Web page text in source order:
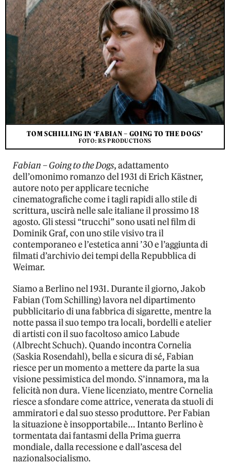
TOM SCHILLING IN ‘FABIAN – GOING TO THE DOGS’
FOTO: RS PRODUCTIONS
Fabian – Going to the Dogs, adattamento
dell’omonimo romanzo del 1931 di Erich Kästner,
autore noto per applicare tecniche
cinematografiche come i tagli rapidi allo stile di
scrittura, uscirà nelle sale italiane il prossimo 18
agosto. Gli stessi “trucchi” sono usati nel film di
Dominik Graf, con uno stile visivo tra il
contemporaneo e l’estetica anni ’30 e l’aggiunta di
filmati d’archivio dei tempi della Repubblica di
Weimar.
Siamo a Berlino nel 1931. Durante il giorno, Jakob
Fabian (Tom Schilling) lavora nel dipartimento
pubblicitario di una fabbrica di sigarette, mentre la
notte passa il suo tempo tra locali, bordelli e atelier
di artisti con il suo facoltoso amico Labude
(Albrecht Schuch). Quando incontra Cornelia
(Saskia Rosendahl), bella e sicura di sé, Fabian
riesce per un momento a mettere da parte la sua
visione pessimistica del mondo. S’innamora, ma la
felicità non dura. Viene licenziato, mentre Cornelia
riesce a sfondare come attrice, venerata da stuoli di
ammiratori e dal suo stesso produttore. Per Fabian
la situazione è insopportabile… Intanto Berlino è
tormentata dai fantasmi della Prima guerra
mondiale, dalla recessione e dall’ascesa del
nazionalsocialismo.